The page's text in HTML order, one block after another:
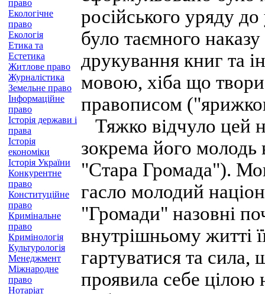
право
Екологічне
право
Екологія
Етика та
Естетика
Житлове право
Журналістика
Земельне право
Інформаційне
право
Історія держави і
права
Історія
економіки
Історія України
Конкурентне
право
Конституційне
право
Кримінальне
право
Кримінологія
Культурологія
Менеджмент
Міжнародне
право
Нотаріат
російського уряду
було таємного
друкування книг та
мовою, хіба що
правописом
Тяжко відчуло цей
зокрема його молодь
"Стара Громада").
гасло молодий
"Громади" назовні
внутрішньому житті
гартуватися та сила,
проявила себе цілою